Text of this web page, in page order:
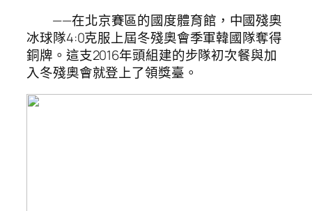
——在北京賽區的國度體育館，中國殘奧
冰球隊4:0克服上屆冬殘奧會季軍韓國隊奪得
銅牌。這支2016年頭組建的步隊初次餐與加
入冬殘奧會就登上了領獎臺。